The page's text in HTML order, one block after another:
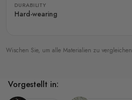
DURABILITY
Hard-wearing
Wischen Sie, um alle Materialien zu vergleichen
Vorgestellt in: